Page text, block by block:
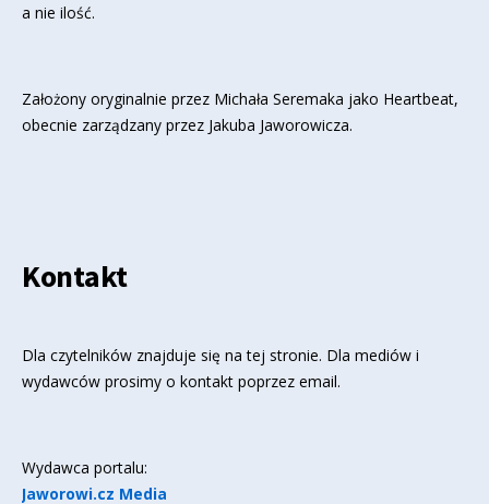
a nie ilość.
Założony oryginalnie przez Michała Seremaka jako Heartbeat,
obecnie zarządzany przez Jakuba Jaworowicza.
Kontakt
Dla czytelników znajduje się na tej stronie. Dla mediów i
wydawców prosimy o kontakt poprzez email.
Wydawca portalu:
Jaworowi.cz Media